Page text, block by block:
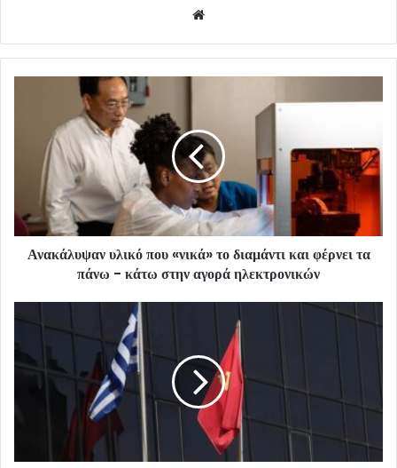
Ανακάλυψαν υλικό που «νικά» το διαμάντι και φέρνει τα
πάνω - κάτω στην αγορά ηλεκτρονικών